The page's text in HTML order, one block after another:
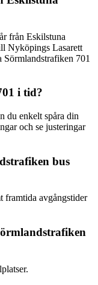
från Eskilstuna
Nyköpings Lasarett
701
i tid?
du enkelt spåra din
och se justeringar
bus
framtida avgångstider